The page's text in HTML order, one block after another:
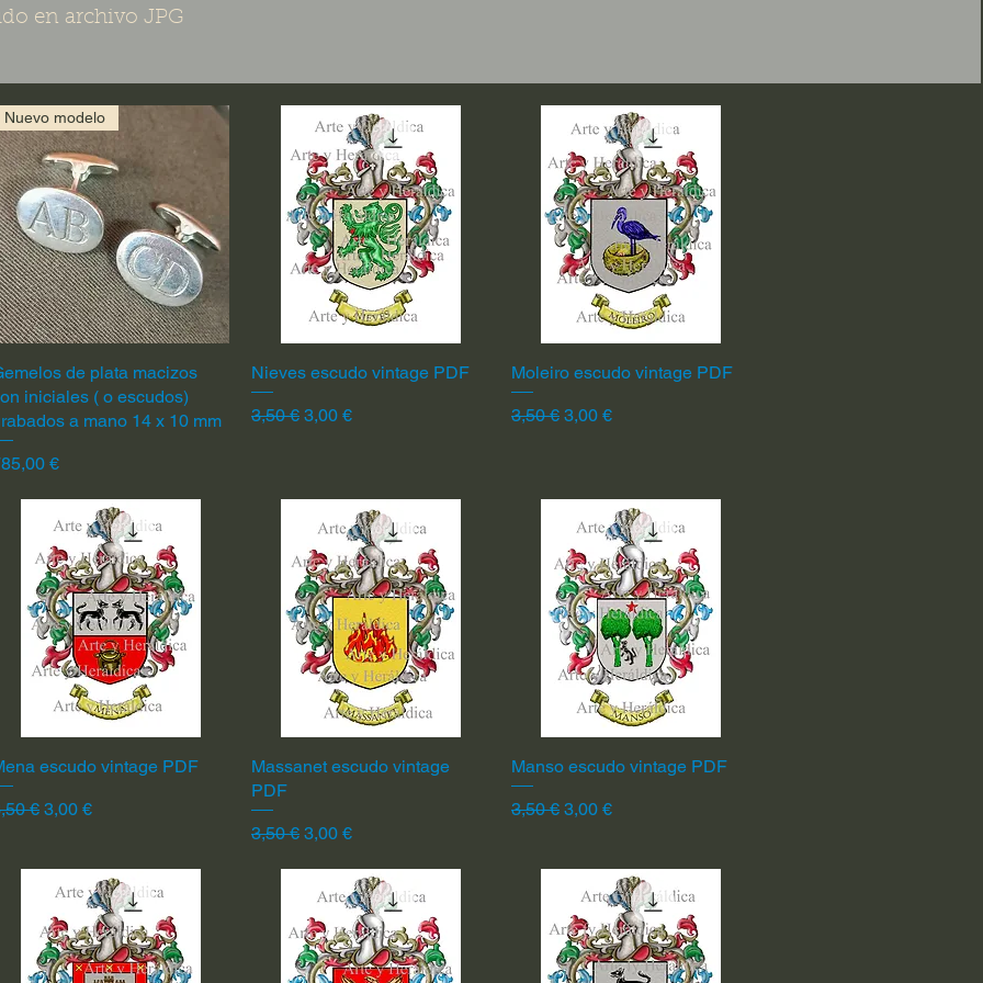
en archivo JPG
Vista rápida
Nuevo modelo
de plata macizos
iniciales ( o escudos)
a mano 14 x 10 mm
€
Vista rápida
Nieves escudo vintage PDF
Precio
3,50 € Precio de oferta
3,00 €
Vista rápida
Moleiro escudo vintage PDF
Precio
3,50 € Precio de oferta
3,00 €
Vista rápida
escudo vintage PDF
€ Precio de oferta
3,00 €
Vista rápida
Massanet escudo vintage
PDF
Precio
3,50 € Precio de oferta
3,00 €
Vista rápida
Manso escudo vintage PDF
Precio
3,50 € Precio de oferta
3,00 €